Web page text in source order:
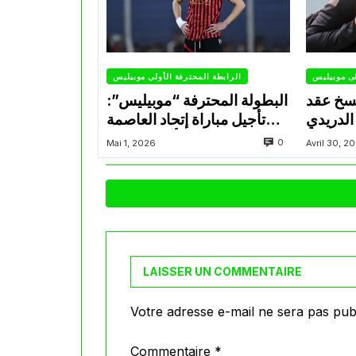
الرابطة المحترفة الأولى موبيليس
البطولة المحترفة “موبيليس”:
تأجيل مباراة إتحاد العاصمة
وأتلتيك بارادو
Mai 1, 2026 0
موبيليس
عقد
Avril 30,
LAISSER UN COMMENTAIRE
Votre adresse e-mail ne sera pas
Commentaire *